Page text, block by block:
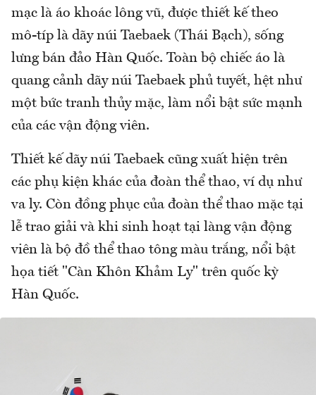
mạc là áo khoác lông vũ, được thiết kế theo
mô-típ là dãy núi Taebaek (Thái Bạch), sống
lưng bán đảo Hàn Quốc. Toàn bộ chiếc áo là
quang cảnh dãy núi Taebaek phủ tuyết, hệt như
một bức tranh thủy mặc, làm nổi bật sức mạnh
của các vận động viên.
Thiết kế dãy núi Taebaek cũng xuất hiện trên
các phụ kiện khác của đoàn thể thao, ví dụ như
va ly. Còn đồng phục của đoàn thể thao mặc tại
lễ trao giải và khi sinh hoạt tại làng vận động
viên là bộ đồ thể thao tông màu trắng, nổi bật
họa tiết "Càn Khôn Khảm Ly" trên quốc kỳ
Hàn Quốc.